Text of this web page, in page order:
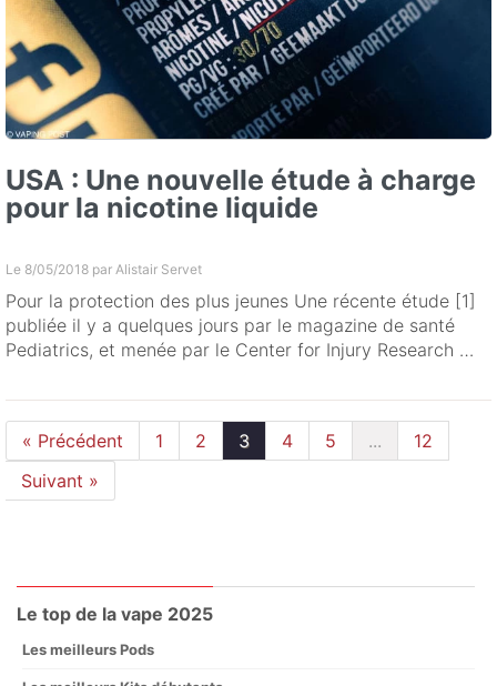
USA : Une nouvelle étude à charge
pour la nicotine liquide
Le 8/05/2018 par Alistair Servet
Pour la protection des plus jeunes Une récente étude [1]
publiée il y a quelques jours par le magazine de santé
Pediatrics, et menée par le Center for Injury Research …
« Précédent 1 2 3 4 5 ...
12
Suivant »
Le top de la vape 2025
Les meilleurs Pods